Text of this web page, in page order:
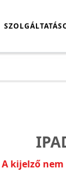
A kijelző